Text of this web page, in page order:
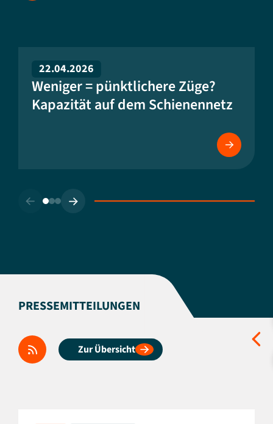
22.04.2026
Weniger = pünktlichere Züge?
Kapazität auf dem Schienennetz
PRESSEMITTEILUNGEN
Zur Übersicht